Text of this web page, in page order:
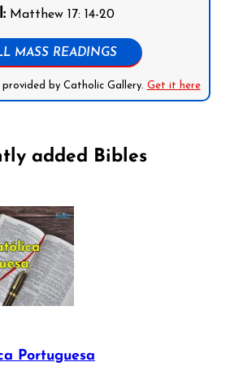
Matthew 17: 14-20
MASS READINGS
by Catholic Gallery. Get it here
added Bibles
Portuguesa